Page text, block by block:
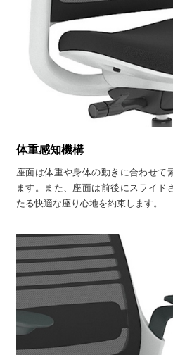
体重感知機構
座面は体重や身体の動きに合わせて
ます。また、座面は前後にスライド
たる快適な座り心地を約束します。